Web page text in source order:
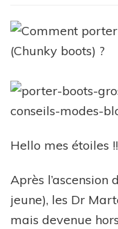
Hello mes étoiles
Après l’ascension
jeune), les Dr
mais devenue